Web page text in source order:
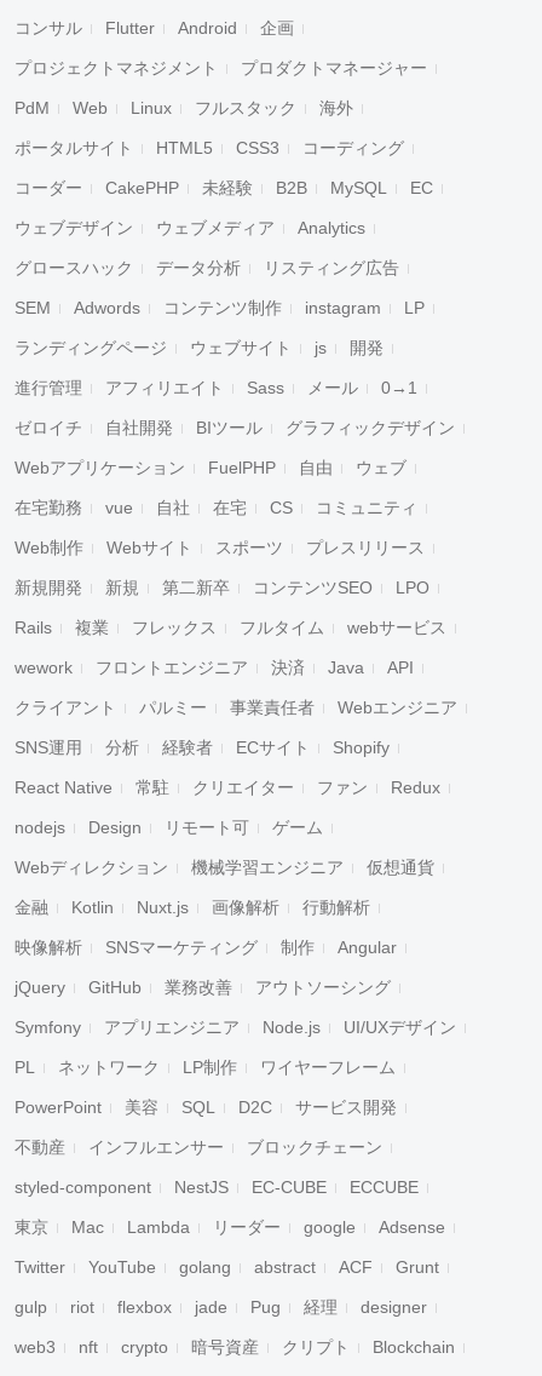
コンサル Flutter Android 企画
プロジェクトマネジメント プロダクトマネージャー
PdM Web Linux フルスタック 海外
ポータルサイト HTML5 CSS3 コーディング
コーダー CakePHP 未経験 B2B MySQL EC
ウェブデザイン ウェブメディア Analytics
グロースハック データ分析 リスティング広告
SEM Adwords コンテンツ制作 instagram LP
ランディングページ ウェブサイト js 開発
進行管理 アフィリエイト Sass メール 0→1
ゼロイチ 自社開発 BIツール グラフィックデザイン
Webアプリケーション FuelPHP 自由 ウェブ
在宅勤務 vue 自社 在宅 CS コミュニティ
Web制作 Webサイト スポーツ プレスリリース
新規開発 新規 第二新卒 コンテンツSEO LPO
Rails 複業 フレックス フルタイム webサービス
wework フロントエンジニア 決済 Java API
クライアント パルミー 事業責任者 Webエンジニア
SNS運用 分析 経験者 ECサイト Shopify
React Native 常駐 クリエイター ファン Redux
nodejs Design リモート可 ゲーム
Webディレクション 機械学習エンジニア 仮想通貨
金融 Kotlin Nuxt.js 画像解析 行動解析
映像解析 SNSマーケティング 制作 Angular
jQuery GitHub 業務改善 アウトソーシング
Symfony アプリエンジニア Node.js UI/UXデザイン
PL ネットワーク LP制作 ワイヤーフレーム
PowerPoint 美容 SQL D2C サービス開発
不動産 インフルエンサー ブロックチェーン
styled-component NestJS EC-CUBE ECCUBE
東京 Mac Lambda リーダー google Adsense
Twitter YouTube golang abstract ACF Grunt
gulp riot flexbox jade Pug 経理 designer
web3 nft crypto 暗号資産 クリプト Blockchain